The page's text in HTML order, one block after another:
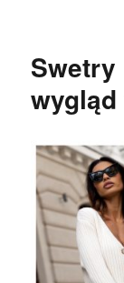
Swetry
wygląd